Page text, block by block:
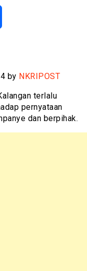
by NKRIPOST
terlalu
pernyataan
dan berpihak.